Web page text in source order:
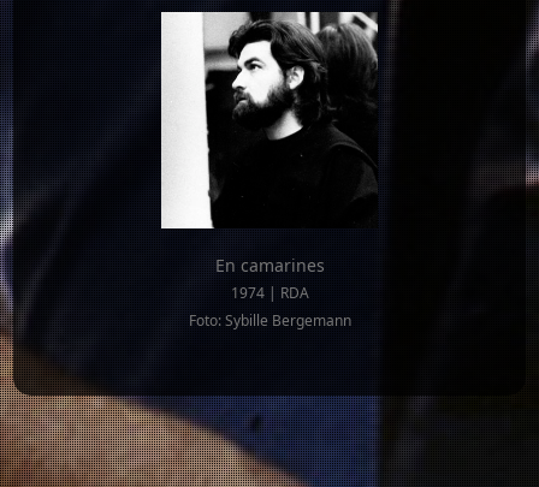
En camarines
1974 | RDA
Foto: Sybille Bergemann